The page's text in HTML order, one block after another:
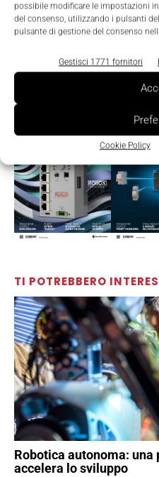
possibile modificare le impostazioni
del consenso, utilizzando i pulsanti
pulsante di gestione del consenso
Gestisci 1771 fornitori
Cookie Policy
LEGGI LA RIVISTA ⇢
TI POTREBBERO
Robotica autonoma:
accelera lo sviluppo